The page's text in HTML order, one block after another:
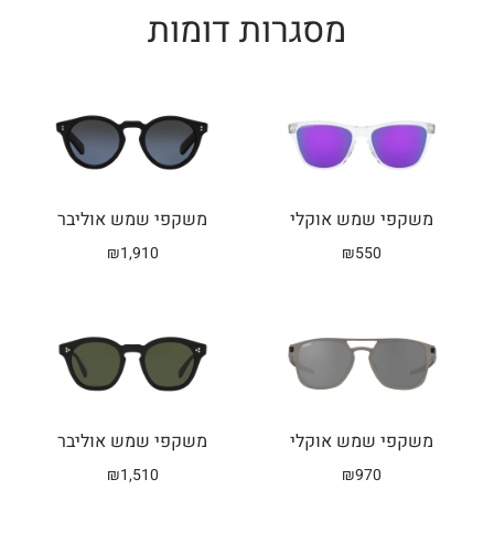
מסגרות דומות
משקפי שמש אוליבר
₪1,910
משקפי שמש אוקלי
₪550
משקפי שמש אוליבר
₪1,510
משקפי שמש אוקלי
₪970